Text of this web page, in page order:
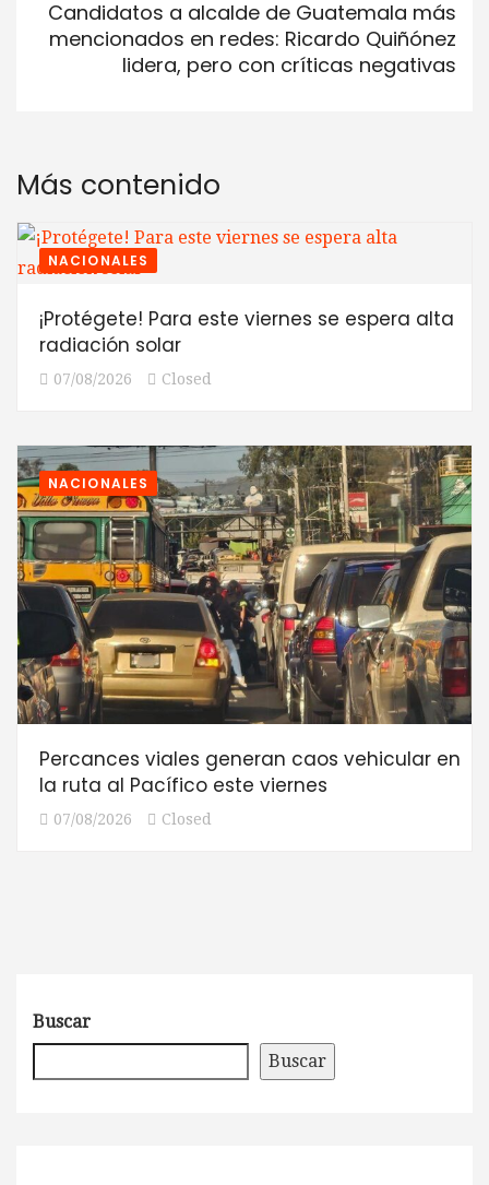
Candidatos a alcalde de Guatemala más
mencionados en redes: Ricardo Quiñónez
lidera, pero con críticas negativas
Más contenido
NACIONALES
¡Protégete! Para este viernes se espera alta
radiación solar
07/08/2026 Closed
NACIONALES
Percances viales generan caos vehicular en
la ruta al Pacífico este viernes
07/08/2026 Closed
Buscar
Buscar